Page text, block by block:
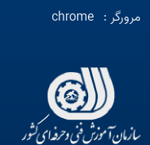
مرورگر : chrome